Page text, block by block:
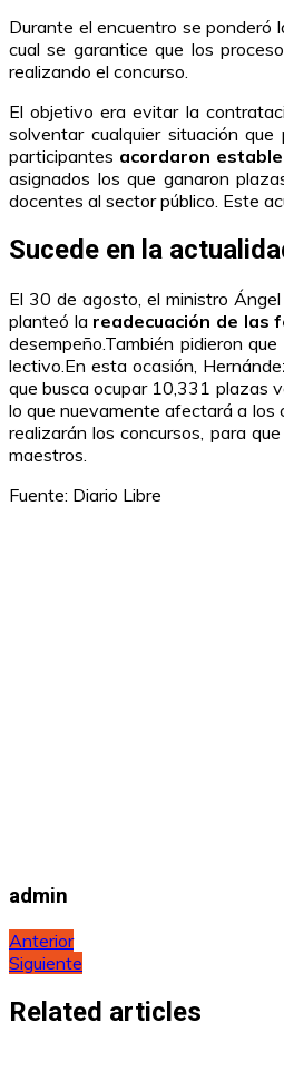
Durante el encuentro se ponderó
cual se garantice que los
realizando el concurso.
El objetivo era evitar la
solventar cualquier situación
participantes acordaron
asignados los que ganaron
docentes al sector público. Este
Sucede en la
El 30 de agosto, el ministro
planteó la readecuación de las
desempeño.También pidieron que
lectivo.En esta ocasión,
que busca ocupar 10,331 plazas
lo que nuevamente afectará a los
realizarán los concursos, para
maestros.
Fuente: Diario Libre
admin
Navegación
de
entradas
Anterior
Siguiente
Related articles